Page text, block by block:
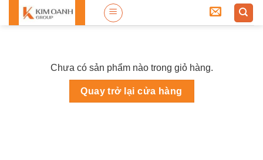
Chưa có sản phẩm nào trong giỏ hàng.
Quay trở lại cửa hàng